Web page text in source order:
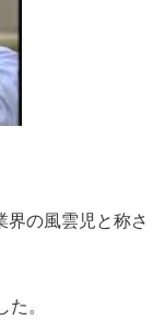
界の風雲児と称さ
た。